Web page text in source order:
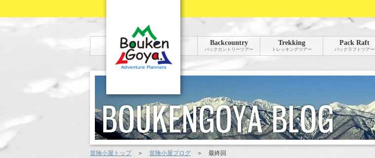
Backcountry
バックカントリーツアー
Trekking
トレッキングツアー
Pack Raft
パックラフトツアー
冒険小屋トップ＞ 冒険小屋ブログ ＞ 最終回